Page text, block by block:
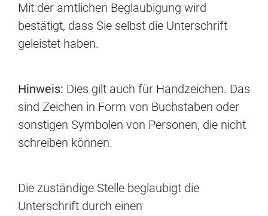
Mit der amtlichen Beglaubigung wird
bestätigt, dass Sie selbst die Unterschrift
geleistet haben.
Hinweis: Dies gilt auch für Handzeichen. Das
sind Zeichen in Form von Buchstaben oder
sonstigen Symbolen von Personen, die nicht
schreiben können.
Die zuständige Stelle beglaubigt die
Unterschrift durch einen